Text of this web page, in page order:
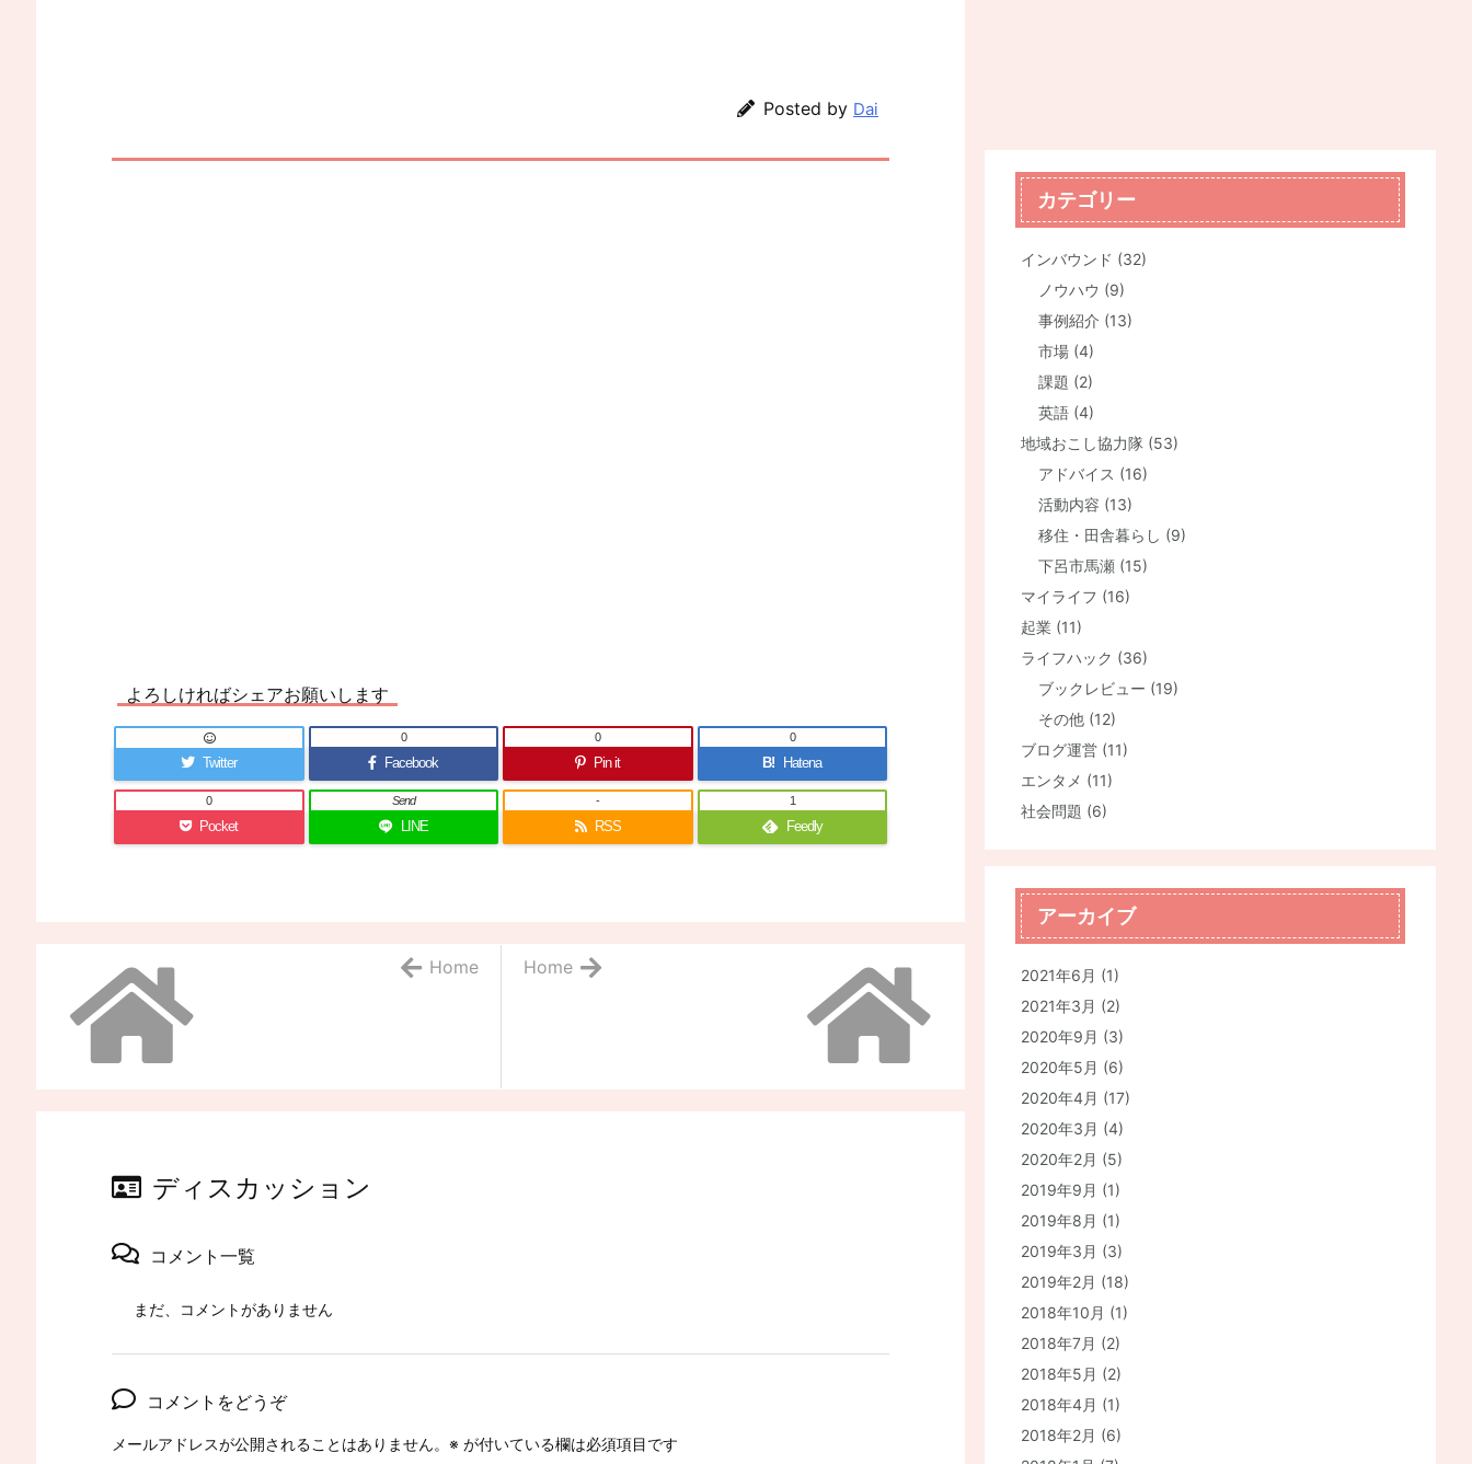
Posted by Dai
よろしければシェアお願いします
Twitter Facebook
0
Pin it
0
B! Hatena
0
Pocket
0
LINE
Send
RSS
-
Feedly
1
Home
Home
ディスカッション
コメント一覧
まだ、コメントがありません
コメントをどうぞ
メールアドレスが公開されることはありません。 ※ が付いている欄は必須項目です
カテゴリー
インバウンド (32)
ノウハウ (9)
事例紹介 (13)
市場 (4)
課題 (2)
英語 (4)
地域おこし協力隊 (53)
アドバイス (16)
活動内容 (13)
移住・田舎暮らし (9)
下呂市馬瀬 (15)
マイライフ (16)
起業 (11)
ライフハック (36)
ブックレビュー (19)
その他 (12)
ブログ運営 (11)
エンタメ (11)
社会問題 (6)
アーカイブ
2021年6月 (1)
2021年3月 (2)
2020年9月 (3)
2020年5月 (6)
2020年4月 (17)
2020年3月 (4)
2020年2月 (5)
2019年9月 (1)
2019年8月 (1)
2019年3月 (3)
2019年2月 (18)
2018年10月 (1)
2018年7月 (2)
2018年5月 (2)
2018年4月 (1)
2018年2月 (6)